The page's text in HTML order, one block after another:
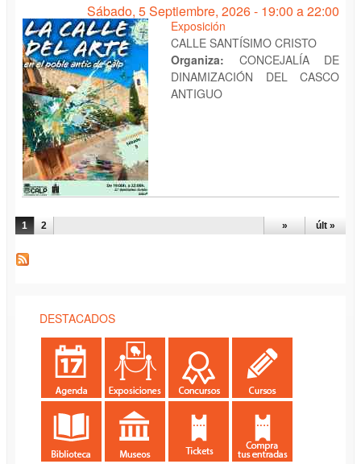
Sábado, 5 Septiembre, 2026 - 19:00 a22:00
Exposición
CALLE SANTÍSIMO CRISTO
Organiza: CONCEJALÍA DE
DINAMIZACIÓN DEL CASCO
ANTIGUO
PÁGINAS
1 2 » últ »
DESTACADOS